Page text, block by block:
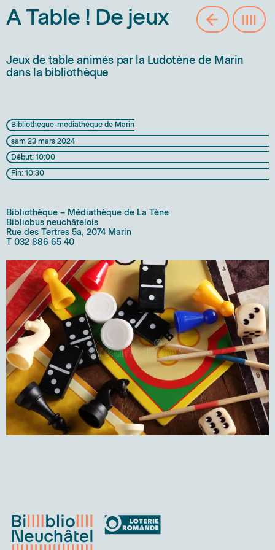
A Table ! De jeux
Jeux de tableanimés par la Ludotène de Marin
dans la bibliothèque
Bibliothèque-médiathèque de Marin
sam 23 mars 2024
Début: 10:00
Fin: 10:30
Bibliothèque – Médiathèque de La Tène
Bibliobus neuchâtelois
Rue des Tertres 5a, 2074 Marin
T 032 886 65 40